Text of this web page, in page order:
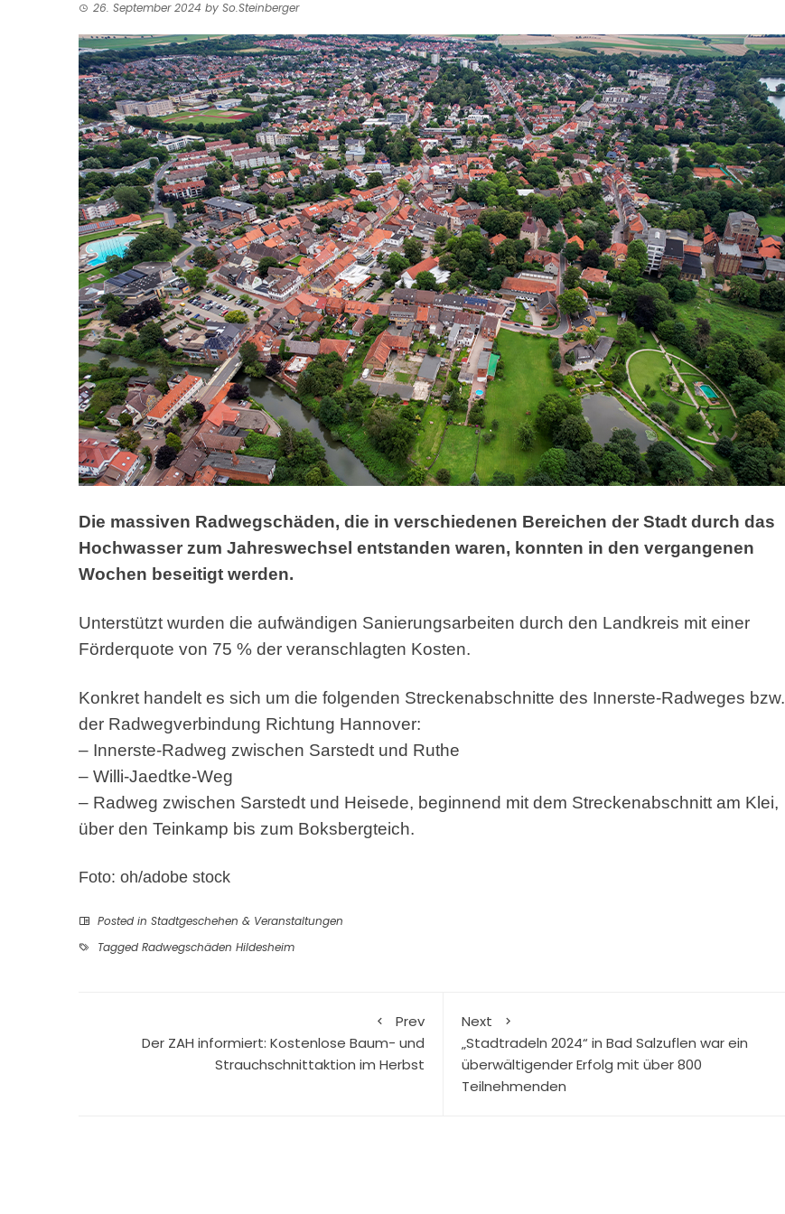
26. September 2024 by So.Steinberger
Die massiven Radwegschäden, die in verschiedenen Bereichen der Stadt durch das
Hochwasser zum Jahreswechsel entstanden waren, konnten in den vergangenen
Wochen beseitigt werden.
Unterstützt wurden die aufwändigen Sanierungsarbeiten durch den Landkreis mit einer
Förderquote von 75 % der veranschlagten Kosten.
Konkret handelt es sich um die folgenden Streckenabschnitte des Innerste-Radweges bzw.
der Radwegverbindung Richtung Hannover:
– Innerste-Radweg zwischen Sarstedt und Ruthe
– Willi-Jaedtke-Weg
– Radweg zwischen Sarstedt und Heisede, beginnend mit dem Streckenabschnitt am Klei,
über den Teinkamp bis zum Boksbergteich.
Foto: oh/adobe stock
Posted in Stadtgeschehen & Veranstaltungen
Tagged Radwegschäden Hildesheim
Prev
Der ZAH informiert: Kostenlose Baum- und
Strauchschnittaktion im Herbst
Next
„Stadtradeln 2024“ in Bad Salzuflen war ein
überwältigender Erfolg mit über 800
Teilnehmenden